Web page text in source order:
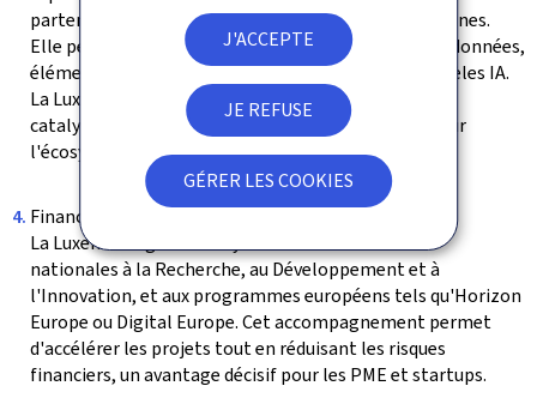
J'ACCEPTE
JE REFUSE
GÉRER LES COOKIES
partenaires académiques ou des initiatives européennes.
Elle peut aussi soutenir la découverte et l'accès aux données,
élément essentiel pour entraîner et tester des modèles IA.
La Luxembourg AI Factory se positionne en tant que
catalyseur d'innovation et point de convergence pour
l'écosystème national et européen.
Financer
La Luxembourg AI Factory
facilite l'accès aux aides
nationales à la Recherche, au Développement et à
l'Innovation, et aux programmes européens tels qu'Horizon
Europeou Digital Europe. Cet accompagnement permet
d'accélérer les projets tout en réduisant les risques
financiers, un avantage décisif pour les PME et startups.